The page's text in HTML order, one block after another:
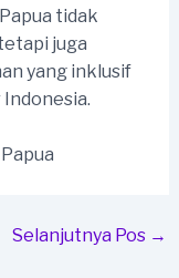
tidak
juga
yang inklusif
Selanjutnya Pos →